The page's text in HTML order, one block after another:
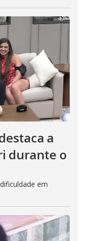
a
durante o
em